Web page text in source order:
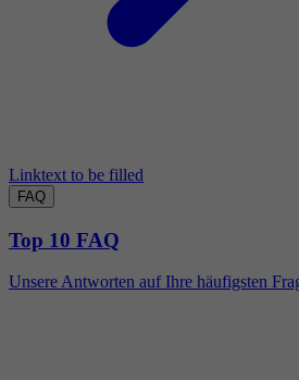
Linktext to be filled
FAQ
Top 10 FAQ
Unsere Antworten auf Ihre häufigsten